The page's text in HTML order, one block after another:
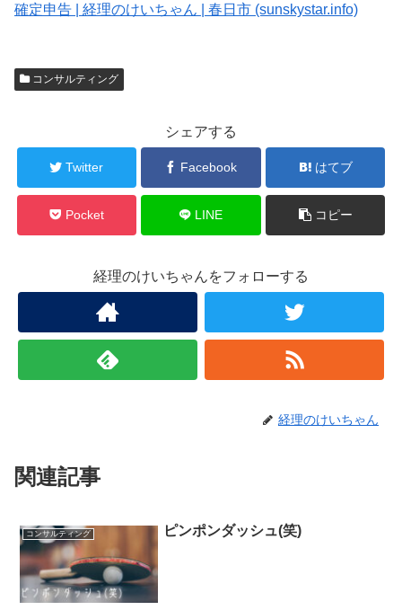
確定申告 | 経理のけいちゃん | 春日市 (sunskystar.info)
コンサルティング
シェアする
Twitter Facebook はてブ
Pocket LINE コピー
経理のけいちゃんをフォローする
経理のけいちゃん
関連記事
コンサルティング ピンポンダッシュ(笑)